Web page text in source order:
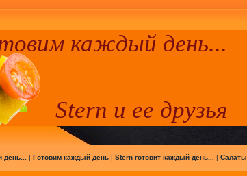
каждый день...
Stern и ее друзья
| Готовим каждый день| Stern готовит каждый день... | Салаты